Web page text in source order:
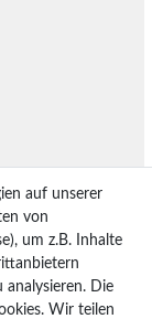
auf unserer
von
um z.B. Inhalte
analysieren. Die
Wir teilen